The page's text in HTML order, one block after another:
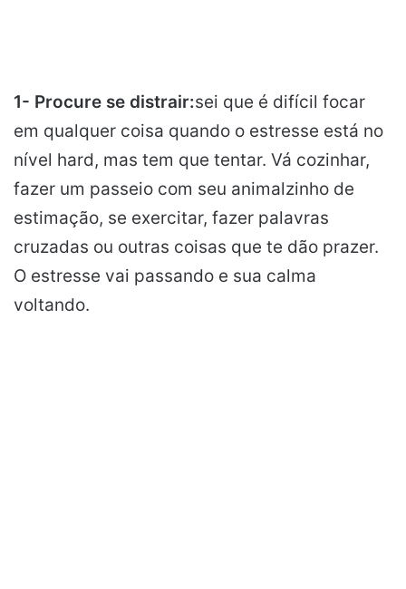
1- Procure se distrair:sei que é difícil focar
em qualquer coisa quando o estresse está no
nível hard, mas tem que tentar. Vá cozinhar,
fazer um passeio com seu animalzinho de
estimação, se exercitar, fazer palavras
cruzadas ou outras coisas que te dão prazer.
O estresse vai passando e sua calma
voltando.